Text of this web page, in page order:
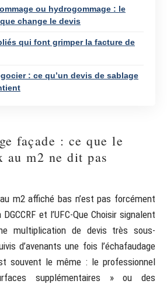
ou hydrogommage : le
change le devis
qui font grimper la facture de
: ce qu’un devis de sablage
façade : ce que le
au m2 ne dit pas
m2 affiché bas n’est pas forcément
et l’UFC-Que Choisir signalent
multiplication de devis très sous-
d’avenants une fois l’échafaudage
souvent le même : le professionnel
supplémentaires » ou des